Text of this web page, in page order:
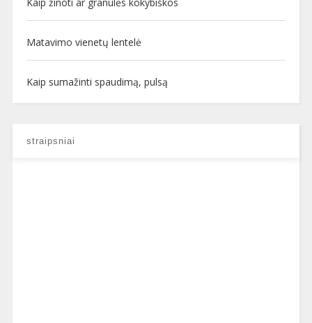
Matavimo vienetų lentelė
Kaip sumažinti spaudimą, pulsą
straipsniai